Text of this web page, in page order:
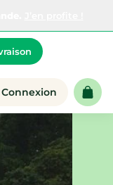
Connexion